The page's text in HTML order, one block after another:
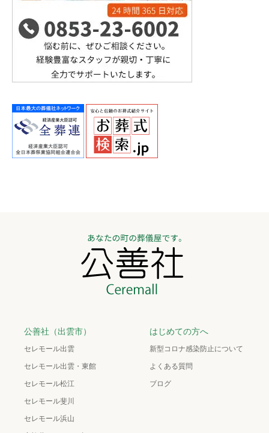
公善社（出雲市）
セレモール出雲
セレモール出雲・東館
セレモール松江
セレモール斐川
セレモール浜山
はじめての方へ
新型コロナ感染防止について
よくある質問
ブログ